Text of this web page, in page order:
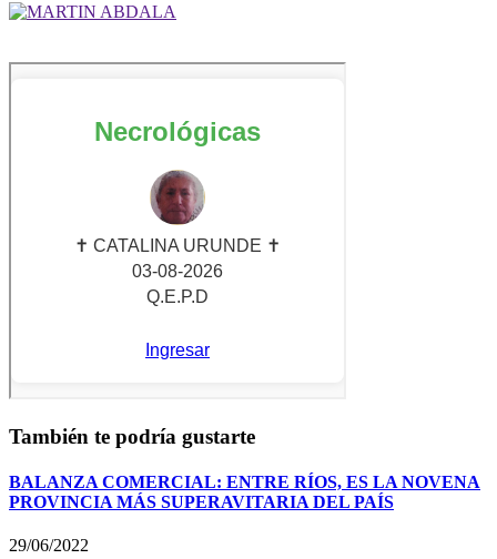
También te podría gustarte
BALANZA COMERCIAL: ENTRE RÍOS, ES LA NOVENA
PROVINCIA MÁS SUPERAVITARIA DEL PAÍS
29/06/2022